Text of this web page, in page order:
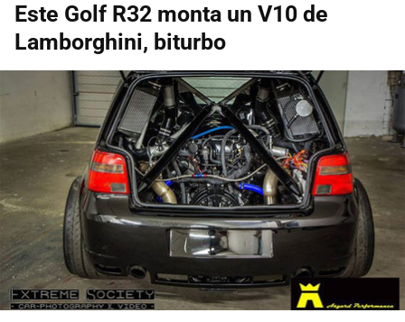
Este Golf R32 monta un V10 de
Lamborghini, biturbo